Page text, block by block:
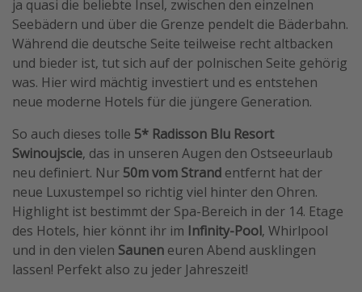
Hotels in Hamburg
Hotels in Amsterdam
Hotels am Achensee
Reise Journal
Familienurlaub in der Türkei
Rundreisen in Thailand
Bahnreisen in der Schweiz
Reisepassfreie Reiseziele
Travel Know How
ja quasi die beliebte Insel, zwischen den einzelnen
Seebädern und über die Grenze pendelt die Bäderbahn.
Während die deutsche Seite teilweise recht altbacken
und bieder ist, tut sich auf der polnischen Seite gehörig
was. Hier wird mächtig investiert und es entstehen
neue moderne Hotels für die jüngere Generation.
So auch dieses tolle 5* Radisson Blu Resort
Swinoujscie, das in unseren Augen den Ostseeurlaub
neu definiert. Nur 50m vom Strand entfernt hat der
neue Luxustempel so richtig viel hinter den Ohren.
Highlight ist bestimmt der Spa-Bereich in der 14. Etage
des Hotels, hier könnt ihr im Infinity-Pool, Whirlpool
und in den vielen Saunen euren Abend ausklingen
lassen! Perfekt also zu jeder Jahreszeit!